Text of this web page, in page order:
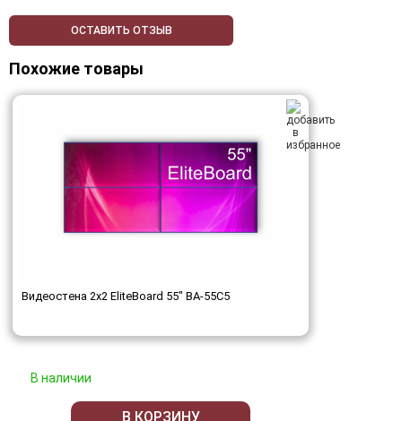
ОСТАВИТЬ ОТЗЫВ
Похожие товары
Видеостена 2x2 EliteBoard 55" BA-55C5
В наличии
В КОРЗИНУ